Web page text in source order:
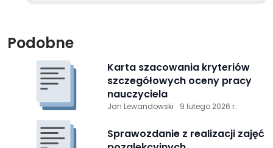
Podobne
Karta szacowania kryteriów
szczegółowych oceny pracy
nauczyciela
Jan Lewandowski 9 lutego 2026 r.
Sprawozdanie z realizacji zajęć